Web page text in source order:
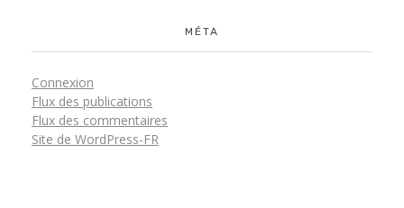
MÉTA
Connexion
Flux des publications
Flux des commentaires
Site de WordPress-FR